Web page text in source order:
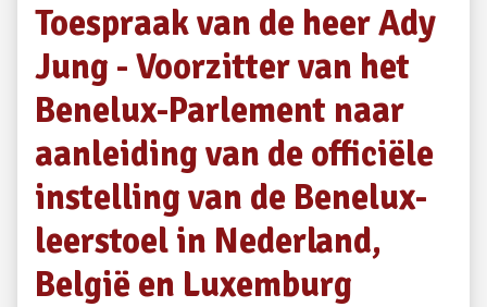
Toespraak van de heer Ady
Jung - Voorzitter van het
Benelux-Parlement naar
aanleiding van de officiële
instelling van de Benelux-
leerstoel in Nederland,
België en Luxemburg